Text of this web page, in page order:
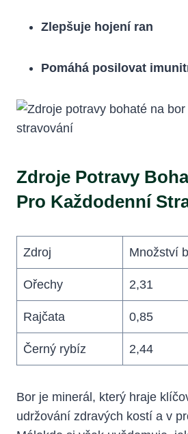
Zlepšuje hojení ran
Pomáhá posilovat
Zdroje Potravy
Pro Každodenní
Zdroj Množství
Ořechy 2,31
Rajčata 0,85
Černý rybíz 2,44
Bor je minerál, který hraje
udržování zdravých kostí a v